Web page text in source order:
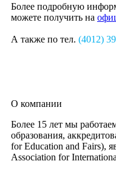
Более подробную
можете получить на
А также по тел. (4012)
О компании
Более 15 лет мы
образования,
for Education and Fairs),
Association for